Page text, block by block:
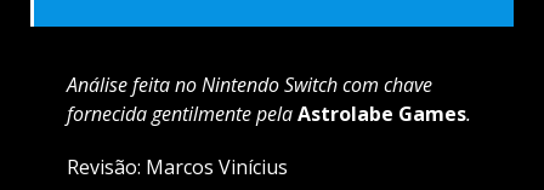
Análise feita no Nintendo Switch com chave
fornecida gentilmente pelaAstrolabe Games.
Revisão: Marcos Vinícius